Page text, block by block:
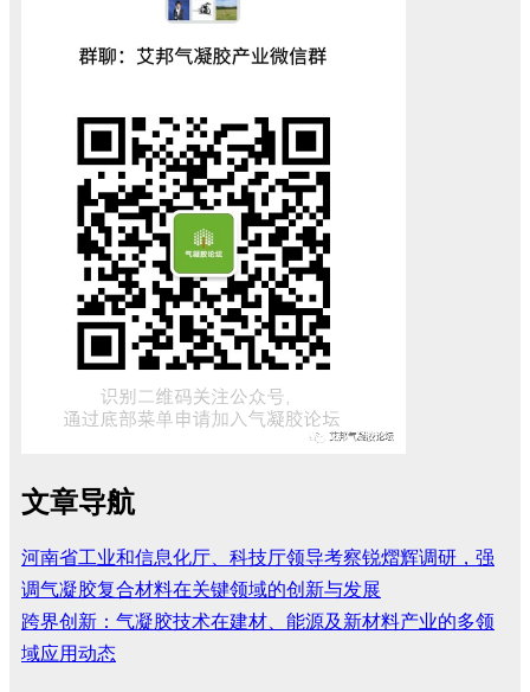
文章导航
河南省工业和信息化厅、科技厅领导考察锐熠辉调研，强
调气凝胶复合材料在关键领域的创新与发展
跨界创新：气凝胶技术在建材、能源及新材料产业的多领
域应用动态